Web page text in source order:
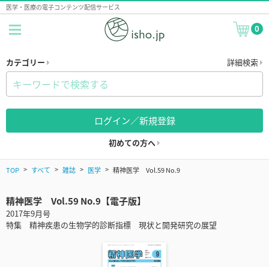
医学・医療の電子コンテンツ配信サービス
0
カテゴリー 詳細検索
ログイン／新規登録
初めての方へ
TOP すべて 雑誌 医学 精神医学 Vol.59 No.9
精神医学 Vol.59 No.9【電子版】
2017年9月号
特集 精神疾患の生物学的診断指標 現状と開発研究の展望